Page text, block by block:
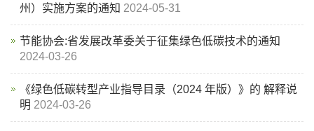
州）实施方案的通知 2024-05-31
节能协会:省发展改革委关于征集绿色低碳技术的通知
2024-03-26
《绿色低碳转型产业指导目录（2024 年版）》的 解释说
明 2024-03-26